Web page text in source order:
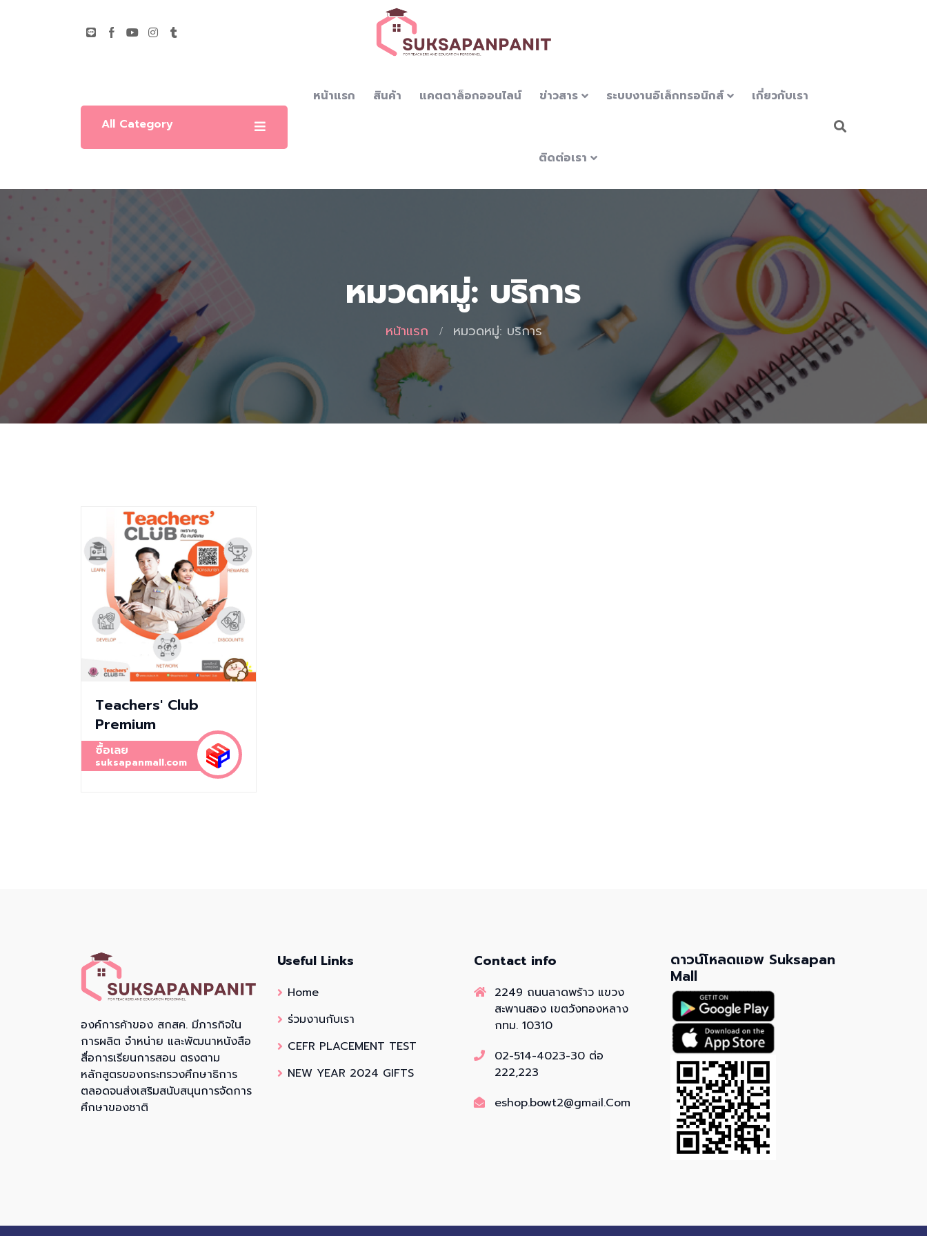
All Category
หน้าแรก สินค้า แคตตาล็อกออนไลน์ ข่าวสาร ระบบงานอิเล็กทรอนิกส์ เกี่ยวกับเรา
ติดต่อเรา
หมวดหมู่: บริการ
หน้าแรก หมวดหมู่: บริการ
Teachers' Club
Premium
ซื้อเลย
suksapanmall.com
องค์การค้าของ สกสค. มีภารกิจใน
การผลิต จำหน่าย และพัฒนาหนังสือ
สื่อการเรียนการสอน ตรงตาม
หลักสูตรของกระทรวงศึกษาธิการ
ตลอดจนส่งเสริมสนับสนุนการจัดการ
ศึกษาของชาติ
Useful Links
Home
ร่วมงานกับเรา
CEFR PLACEMENT TEST
NEW YEAR 2024 GIFTS
Contact info
2249 ถนนลาดพร้าว แขวง
สะพานสอง เขตวังทองหลาง
กทม. 10310
02-514-4023-30 ต่อ
222,223
eshop.bowt2@gmail.Com
ดาวน์โหลดแอพ Suksapan
Mall